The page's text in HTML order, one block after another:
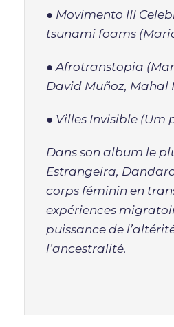
● Movimento III
tsunami foams
●Afrotranstopia
David Muñoz, Mahal
● Villes Invisible (Um
Dans son album le
Estrangeira,
corps féminin en
expériences
puissance de
l’ancestralité.